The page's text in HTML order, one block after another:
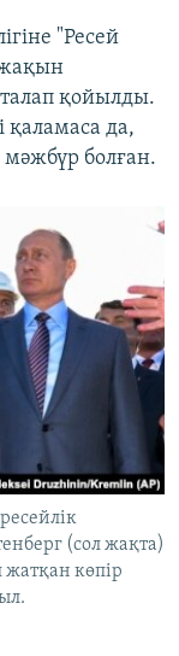
"Ресей
қойылды.
қаламаса да,
болған.
(сол жақта)
көпір